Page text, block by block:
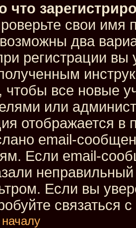
что
свои имя
два
регистрации
чтобы все новые
или
отображается в
email-
Если email-
Если вы
связаться